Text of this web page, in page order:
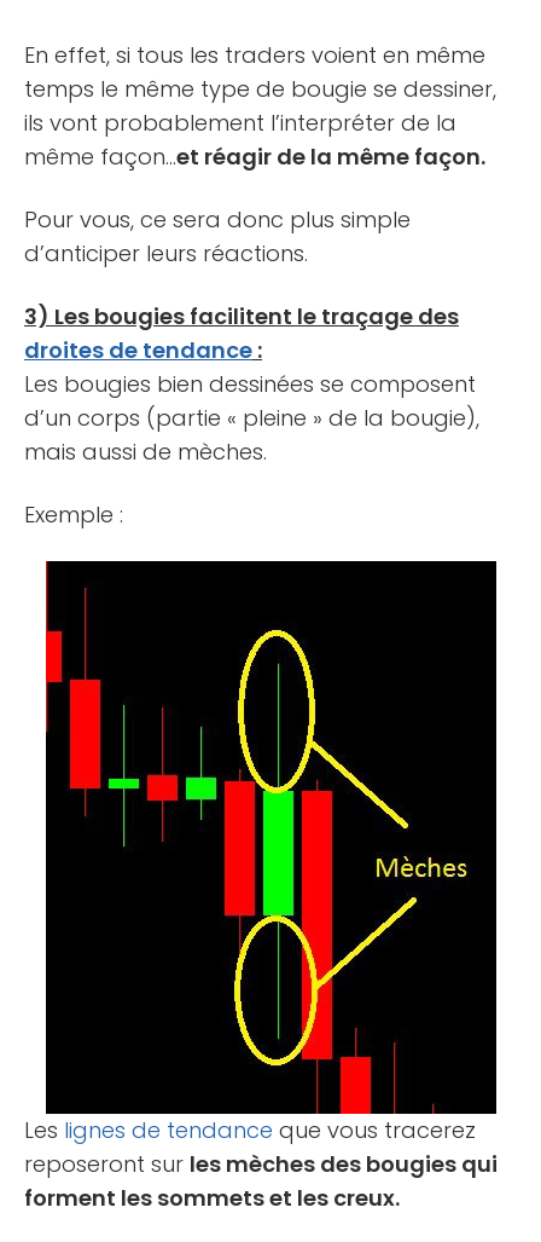
En effet, si tous les traders voient en même
temps le même type de bougie se dessiner,
ils vont probablement l’interpréter de la
même façon…et réagir de la même façon.
Pour vous, ce sera donc plus simple
d’anticiper leurs réactions.
3) Les bougies facilitent le traçage des
droites de tendance :
Les bougies bien dessinées se composent
d’un corps (partie « pleine » de la bougie),
mais aussi de mèches.
Exemple :
Les lignes de tendance que vous tracerez
reposeront sur les mèches des bougies qui
forment les sommets et les creux.